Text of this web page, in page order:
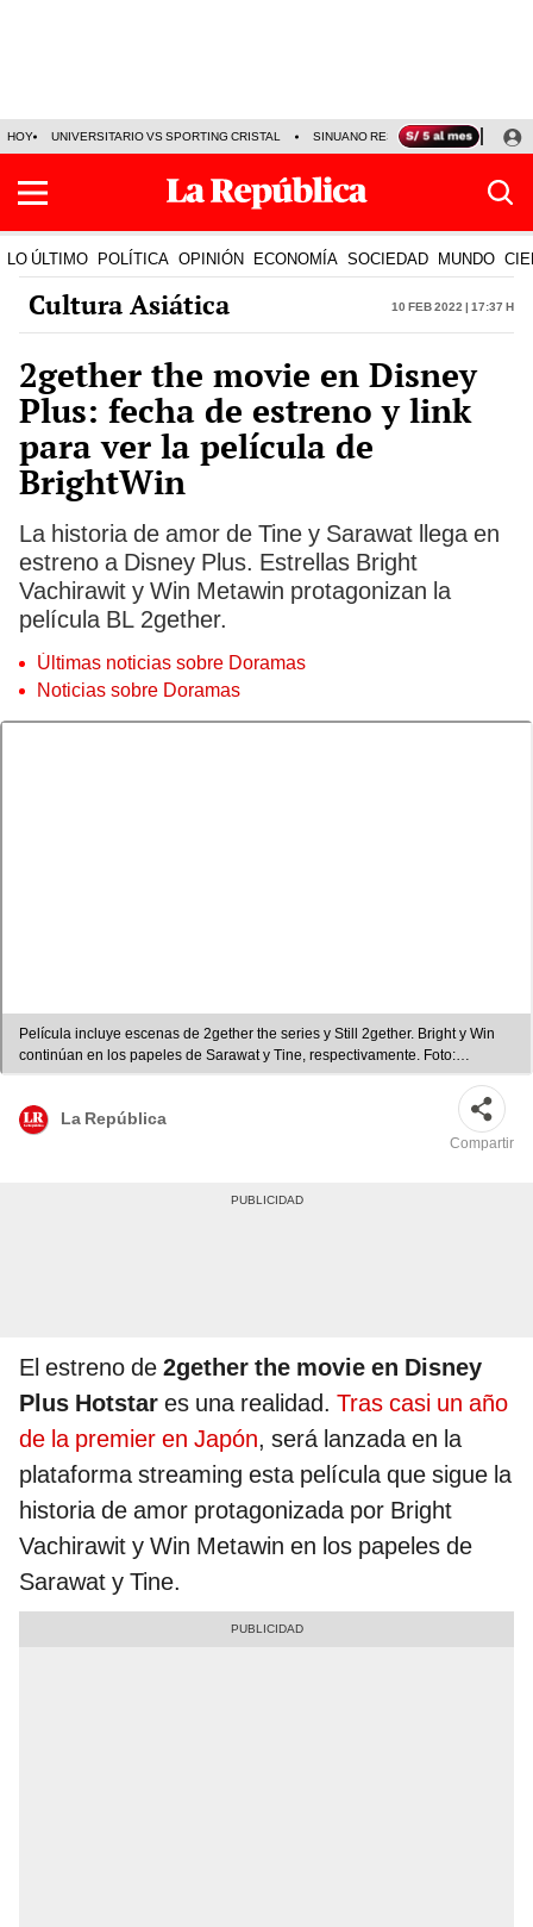
HOY UNIVERSITARIO VS SPORTING CRISTAL SINUANO RESULTADOS HOY
LO ÚLTIMO POLÍTICA OPINIÓN ECONOMÍA SOCIEDAD MUNDO
Cultura Asiática 10 Feb 2022 | 17:37 h
2gether the movie en Disney
Plus: fecha de estreno y link
para ver la película de
BrightWin
La historia de amor de Tine y Sarawat llega en
estreno a Disney Plus. Estrellas Bright
Vachirawit y Win Metawin protagonizan la
película BL 2gether.
Últimas noticias sobre Doramas
Noticias sobre Doramas
Película incluye escenas de 2gether the series y Still 2gether. Bright y Win
continúan en los papeles de Sarawat y Tine, respectivamente. Foto:
composición La República / Disney / GMMTV
La República
Compartir
El estreno de 2gether the movie en Disney
Plus Hotstar es una realidad. Tras casi un año
de la premier en Japón, será lanzada en la
plataforma streaming esta película que sigue la
historia de amor protagonizada por Bright
Vachirawit y Win Metawin en los papeles de
Sarawat y Tine.